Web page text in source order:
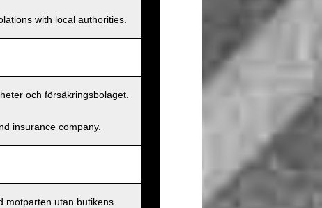
with local authorities.
och försäkringsbolaget.
insurance company.
motparten utan butikens